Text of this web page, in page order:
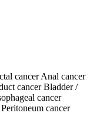
cancerAnal cancer
cancerBladder /
cancer
cancer